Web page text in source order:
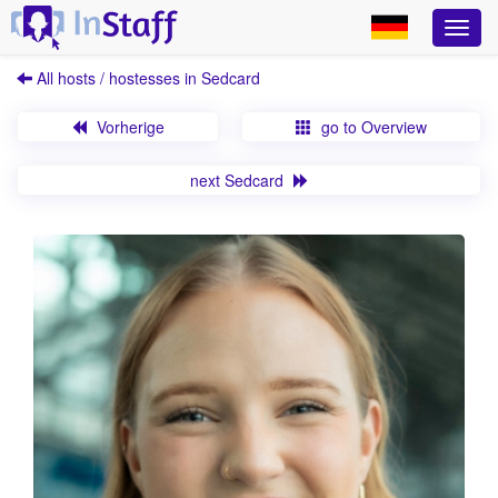
All hosts / hostesses in Sedcard
Vorherige go to Overview
next Sedcard